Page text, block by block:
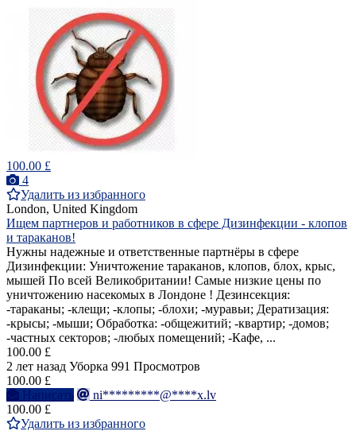
100.00 £
4
Удалить из избранного
London, United Kingdom
Ищем партнеров и работников в сфере Дизинфекции - клопов
и тараканов!
Нужны надежные и ответственные партнёры в сфере
Дизинфекции: Уничтожение тараканов, клопов, блох, крыс,
мышей По всей Великобритании! Самые низкие цены по
уничтожению насекомых в Лондоне ! Дезинсекция:
-тараканы; -клещи; -клопы; -блохи; -муравьи; Дератизация:
-крысы; -мыши; Обработка: -общежитий; -квартир; -домов;
-частных секторов; -любых помещений; -Кафе, ...
100.00 £
2 лет назад Уборка 991 Просмотров
100.00 £
Написать
ni*********@****x.lv
100.00 £
Удалить из избранного